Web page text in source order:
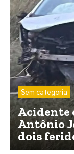
Sem categoria
Acidente
Antônio
dois